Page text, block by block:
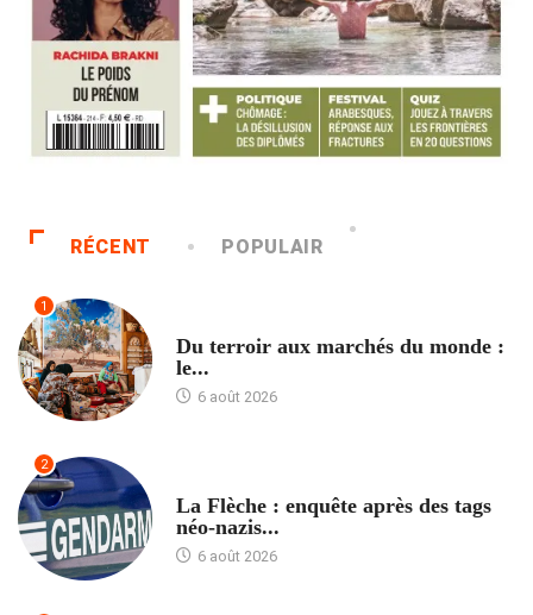
RÉCENT POPULAIR
1
Du terroir aux marchés du monde :
le...
6 août 2026
2
La Flèche : enquête après des tags
néo-nazis...
6 août 2026